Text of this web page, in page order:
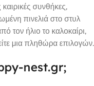
συνθήκες,
πινελιά στο στυλ
τον ήλιο το καλοκαίρι,
μια πληθώρα επιλογών.
nest.gr;